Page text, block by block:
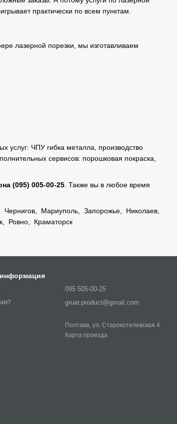
практически по всем пунктам.
лазерной порезки, мы изготавливаем
услуг: ЧПУ гибка металла, производство
сервисов: порошковая покраска,
(095) 005-00-25 . Также вы в любое время
Чернигов Мариуполь Запорожье Николаев
Ровно Краматорск
информация
095 505-00-25
gruar.product@gmail.com
Полтава, ул. Старокотелевская 4
Карта проезда